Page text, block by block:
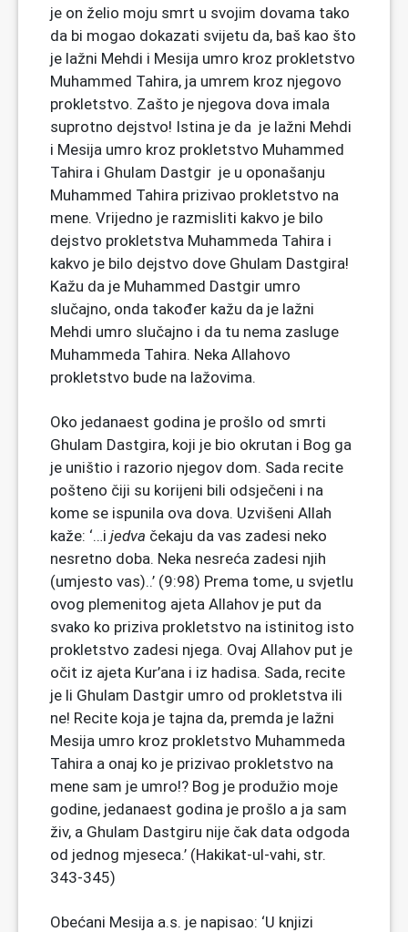
je on želio moju smrt u svojim dovama tako
da bi mogao dokazati svijetu da, baš kao što
je lažni Mehdi i Mesija umro kroz prokletstvo
Muhammed Tahira, ja umrem kroz njegovo
prokletstvo. Zašto je njegova dova imala
suprotno dejstvo! Istina je da je lažni Mehdi
i Mesija umro kroz prokletstvo Muhammed
Tahira i Ghulam Dastgir je u oponašanju
Muhammed Tahira prizivao prokletstvo na
mene. Vrijedno je razmisliti kakvo je bilo
dejstvo prokletstva Muhammeda Tahira i
kakvo je bilo dejstvo dove Ghulam Dastgira!
Kažu da je Muhammed Dastgir umro
slučajno, onda također kažu da je lažni
Mehdi umro slučajno i da tu nema zasluge
Muhammeda Tahira. Neka Allahovo
prokletstvo bude na lažovima.
Oko jedanaest godina je prošlo od smrti
Ghulam Dastgira, koji je bio okrutan i Bog ga
je uništio i razorio njegov dom. Sada recite
pošteno čiji su korijeni bili odsječeni i na
kome se ispunila ova dova. Uzvišeni Allah
kaže: ‘…i jedva čekaju da vas zadesi neko
nesretno doba. Neka nesreća zadesi njih
(umjesto vas)..’ (9:98) Prema tome, u svjetlu
ovog plemenitog ajeta Allahov je put da
svako ko priziva prokletstvo na istinitog isto
prokletstvo zadesi njega. Ovaj Allahov put je
očit iz ajeta Kur’ana i iz hadisa. Sada, recite
je li Ghulam Dastgir umro od prokletstva ili
ne! Recite koja je tajna da, premda je lažni
Mesija umro kroz prokletstvo Muhammeda
Tahira a onaj ko je prizivao prokletstvo na
mene sam je umro!? Bog je produžio moje
godine, jedanaest godina je prošlo a ja sam
živ, a Ghulam Dastgiru nije čak data odgoda
od jednog mjeseca.’ (Hakikat-ul-vahi, str.
343-345)
Obećani Mesija a.s. je napisao: ‘U knjizi